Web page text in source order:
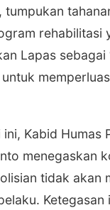
tumpukan
rehabilitasi
Lapas sebagai
Kabid Humas
menegaskan
tidak akan
Ketegasan